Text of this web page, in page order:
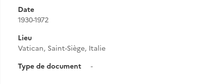
Date
1930-1972
Lieu
Vatican, Saint-Siège, Italie
Type de document
-